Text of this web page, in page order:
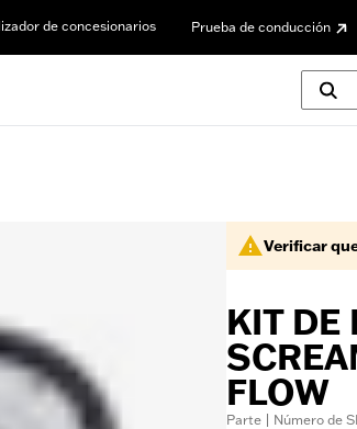
de concesionarios Prueba de conducción
Verificar
KIT DE
FLOW
Parte | Número de